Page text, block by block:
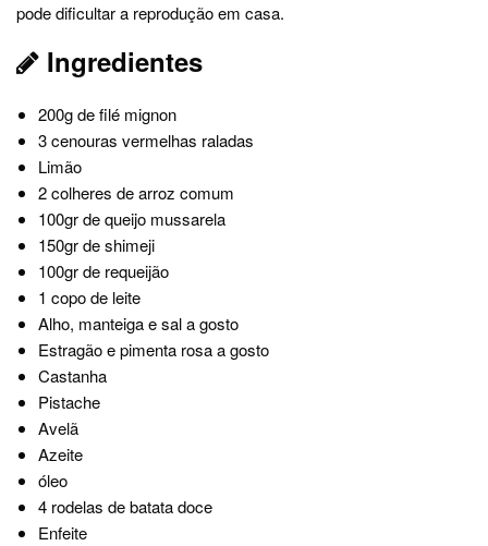
pode dificultar a reprodução em casa.
Ingredientes
200g de filé mignon
3 cenouras vermelhas raladas
Limão
2 colheres de arroz comum
100gr de queijo mussarela
150gr de shimeji
100gr de requeijão
1 copo de leite
Alho, manteiga e sal a gosto
Estragão e pimenta rosa a gosto
Castanha
Pistache
Avelã
Azeite
óleo
4 rodelas de batata doce
Enfeite